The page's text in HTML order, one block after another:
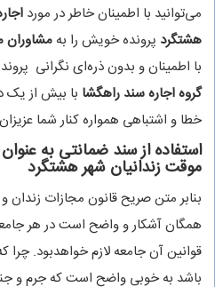
می‌توانید با اطمینان خاطر در مورد
هشتگرد پرونده خویش را به مشاوران
با اطمینان و بدون ذره‌ای نگرانی
گروه اجاره سند راهگشا با بیش از
خطا و اشتباهی همواره کنار شما
استفاده از سند ضمانتی به
موقت زندانیان شهر هشتگرد
بنابر متن صریح قانون مجازات
همگان آشکار و واضح است در هر
قوانین آن جامعه لازم خواهدبود.
باشد به خوبی واضح است که جرم و